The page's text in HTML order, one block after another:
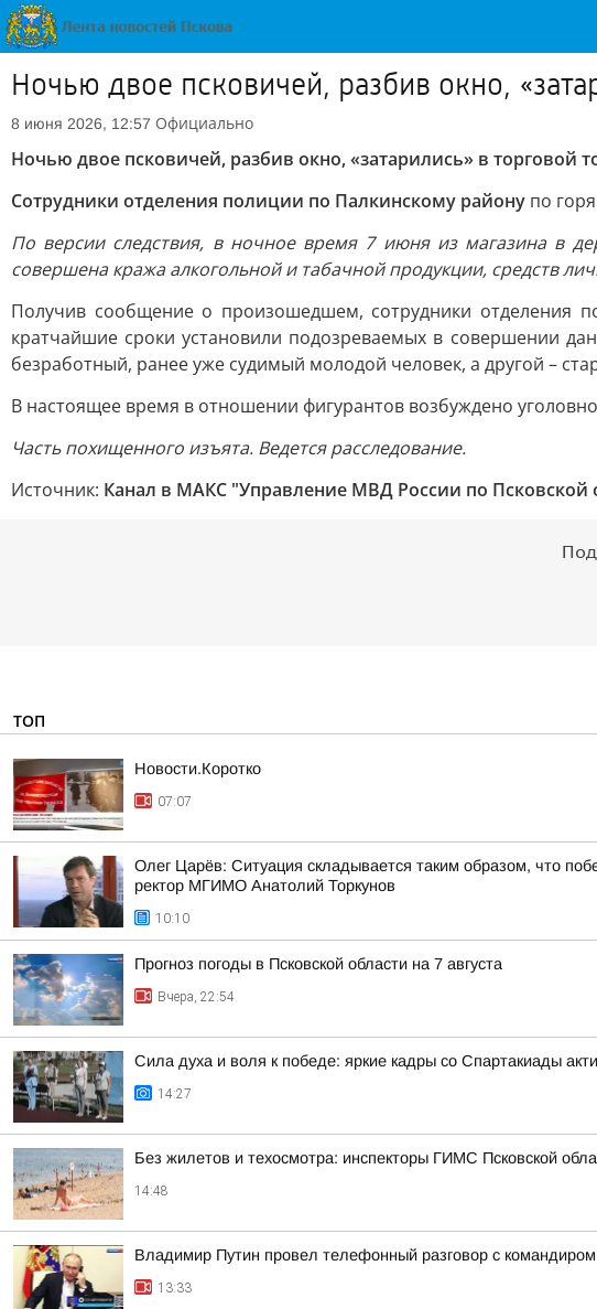
Ночью двое псковичей, разбив окно,
8 июня 2026, 12:57 Официально
Ночью двое псковичей, разбив окно, «затарились» в торговой
Сотрудники отделения полиции по Палкинскому району по
По версии следствия, в ночное время 7 июня из магазина в
совершена кража алкогольной и табачной продукции, средств
Получив сообщение о произошедшем, сотрудники отделения
кратчайшие сроки установили подозреваемых в совершении
безработный, ранее уже судимый молодой человек, а другой –
В настоящее время в отношении фигурантов возбуждено
Часть похищенного изъята. Ведется расследование.
Источник: Канал в МАКС "Управление МВД России по Псковской
ТОП
Новости.Коротко
07:07
Олег Царёв: Ситуация складывается таким образом, что
ректор МГИМО Анатолий Торкунов
10:10
Прогноз погоды в Псковской области на 7 августа
Вчера, 22:54
Сила духа и воля к победе: яркие кадры со Спартакиады
14:27
Без жилетов и техосмотра: инспекторы ГИМС Псковской
14:48
Владимир Путин провел телефонный разговор с
13:33